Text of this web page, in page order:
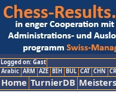
Logged on: Gast
Arabic ARM AZE BIH BUL CAT CHN
Home TurnierDB